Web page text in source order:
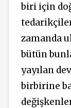
biri için
zamanda
bütün
yayılan
birbirine